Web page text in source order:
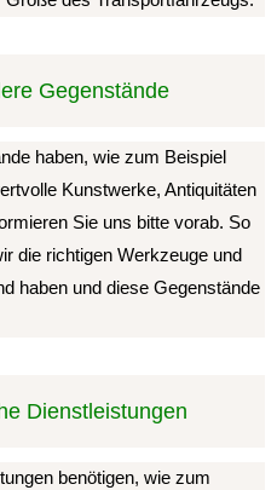
Gegenstände
haben, wie zum Beispiel
Kunstwerke, Antiquitäten
Sie uns bitte vorab. So
die richtigen Werkzeuge und
haben und diese Gegenstände
Dienstleistungen
benötigen, wie zum